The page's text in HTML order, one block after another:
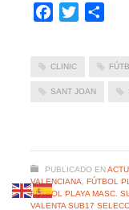
Facebook
Twitter
CLINIC
SANT JOAN
PUBLICADO EN
VALENCIANA, FÚTBOL
FÚTBOL PLAYA MASC.
VALENTA SUB17